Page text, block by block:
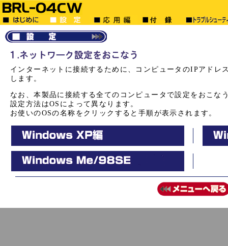
インターネットに接続するために、コンピュータのIPアドレ
します。
なお、本製品に接続する全てのコンピュータで設定をおこな
設定方法はOSによって異なります。
お使いのOSの名称をクリックすると手順が表示されます。